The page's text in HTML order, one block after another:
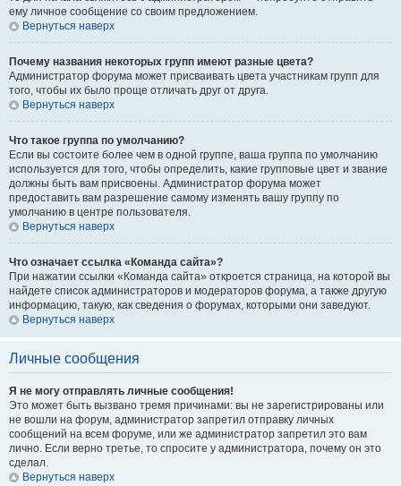
ему личное сообщение со своим предложением.
Вернуться наверх
Почему названия некоторых групп имеют разные цвета?
Администратор форума может присваивать цвета участникам групп для
того, чтобы их было проще отличать друг от друга.
Вернуться наверх
Что такое группа по умолчанию?
Если вы состоите более чем в одной группе, ваша группа по умолчанию
используется для того, чтобы определить, какие групповые цвет и звание
должны быть вам присвоены. Администратор форума может
предоставить вам разрешение самому изменять вашу группу по
умолчанию в центре пользователя.
Вернуться наверх
Что означает ссылка «Команда сайта»?
При нажатии ссылки «Команда сайта» откроется страница, на которой вы
найдете список администраторов и модераторов форума, а также другую
информацию, такую, как сведения о форумах, которыми они заведуют.
Вернуться наверх
Личные сообщения
Я не могу отправлять личные сообщения!
Это может быть вызвано тремя причинами: вы не зарегистрированы или
не вошли на форум, администратор запретил отправку личных
сообщений на всем форуме, или же администратор запретил это вам
лично. Если верно третье, то спросите у администратора, почему он это
сделал.
Вернуться наверх